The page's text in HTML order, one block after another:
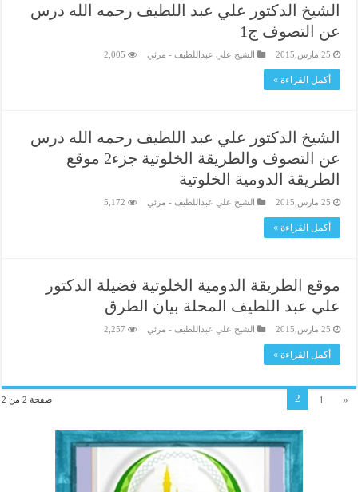
الشيخ الدكتور علي عبد اللطيف رحمه الله درس
عن التصوف ج1
25 مارس,2015 الشيخ علي عبداللطيف - مرئي 2,005
أكمل القراءة »
الشيخ الدكتور علي عبد اللطيف رحمه الله درس
عن التصوف والطريقة الخلوتية جزء2 موقع
الطريقة الدومية الخلوتية
25 مارس,2015 الشيخ علي عبداللطيف - مرئي 5,172
أكمل القراءة »
موقع الطريقة الدومية الخلوتية فضيلة الدكتور
علي عبد اللطيف المحلة بيان الطرق
25 مارس,2015 الشيخ علي عبداللطيف - مرئي 2,257
أكمل القراءة »
صفحة 2 من 2 «
1
2